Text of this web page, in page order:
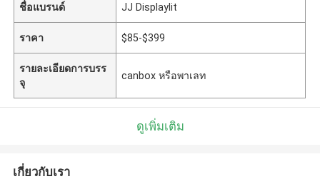
ชื่อแบรนด์ JJ Displaylit
ราคา $85-$399
รายละเอียดการบรร
จุ
canbox หรือพาเลท
ดูเพิ่มเติม
เกี่ยวกับเรา